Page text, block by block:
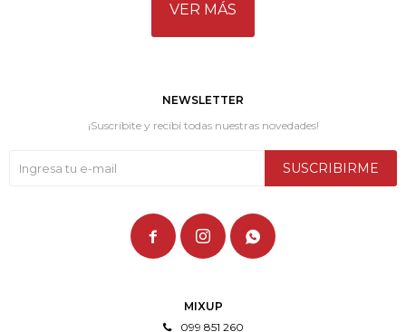
VER MÁS
MIXUP
099 851 260
NEWSLETTER
¡Suscribite y recibí todas nuestras novedades!
SUSCRIBIRME
  